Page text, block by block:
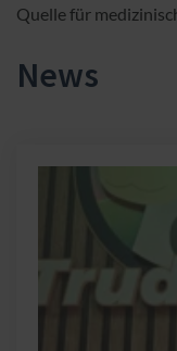
Quelle für
News